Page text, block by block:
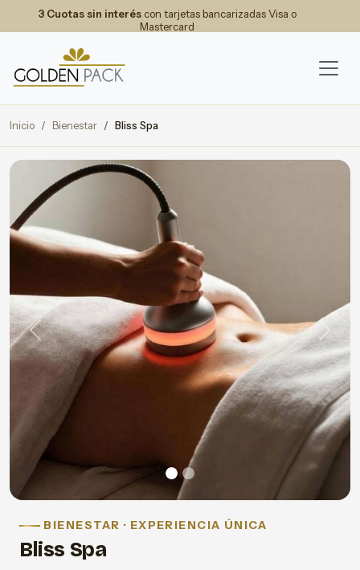
3 Cuotas sin interéscon tarjetas bancarizadas Visa o
Mastercard
Inicio Bienestar Bliss Spa
Previous Next
BIENESTAR · EXPERIENCIA ÚNICA
Bliss Spa